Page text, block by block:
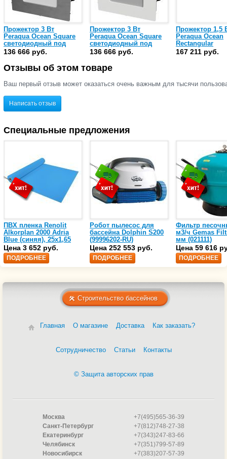
Прожектор 3 Вт
Peraqua Ocean Square
светодиодный под
плитку RGBW,
нержавеющая сталь
AISI-316 (7301308)
136 666 руб.
Прожектор 3 Вт
Peraqua Ocean Square
светодиодный под
плитку RGBW,
нержавеющая сталь
AISI-316 (7301309)
136 666 руб.
Прожектор 1,5
Peraqua Ocean
Rectangular
светодиодный
плитку RGBW,
167 211 руб.
Отзывы об этом товаре
Ваш первый отзыв может оказаться очень важным для тысячи
Написать отзыв
Специальные предложения
ПВХ пленка Renolit
Alkorplan 2000 Adria
Blue (синяя), 25х1,65
(35216203)
Цена 3 652 руб.
ПОДРОБНЕЕ
Робот пылесос для
бассейна Dolphin S200
(99996202-RU)
Цена 252 553 руб.
ПОДРОБНЕЕ
Фильтр
м3/ч Gemas
мм (021111)
Цена 59 616
ПОДРОБНЕЕ
Строительство бассейнов
Главная О магазине Доставка Как заказать?
Сотрудничество Статьи Контакты
© Защита авторских прав
Москва
+7(495)565-36-39
Санкт-Петербург
+7(812)748-27-38
Екатеринбург
+7(343)247-83-66
Челябинск
+7(351)799-57-89
Новосибирск
+7(383)207-57-39